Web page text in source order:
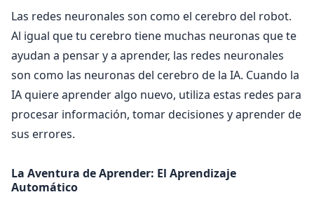
Las redes neuronales son como el cerebro del robot.
Al igual que tu cerebro tiene muchas neuronas que te
ayudan a pensar y a aprender, las redes neuronales
son como las neuronas del cerebro de la IA. Cuando la
IA quiere aprender algo nuevo, utiliza estas redes para
procesar información, tomar decisiones y aprender de
sus errores.
La Aventura de Aprender: El Aprendizaje
Automático